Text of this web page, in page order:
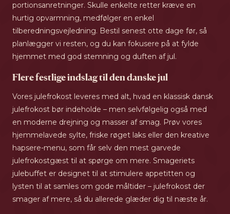
portionsanretninger. Skulle enkelte retter kræve en
hurtig opvarmning, medfølger en enkel
tilberedningsvejledning. Bestil senest otte dage før, så
planlægger vi resten, og du kan fokusere på at fylde
hjemmet med god stemning og duften af jul.
Flere festlige indslag til den danske jul
Vores julefrokost leveres med alt, hvad en klassisk dansk
julefrokost bør indeholde – men selvfølgelig også med
en moderne drejning og masser af smag. Prøv vores
hjemmelavede sylte, friske røget laks eller den kreative
hapsere-menu, som får selv den mest garvede
julefrokostgæst til at spørge om mere. Smageriets
julebuffet er designet til at stimulere appetitten og
lysten til at samles om gode måltider – julefrokost der
smager af mere, så du allerede glæder dig til næste år.